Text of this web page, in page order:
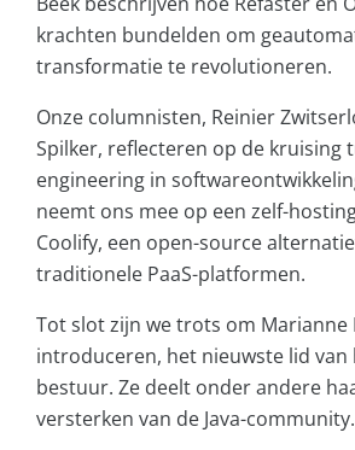
krachten bundelden om
transformatie te revolutioneren.
Onze columnisten, Reinier
Spilker, reflecteren op de kruising
engineering in
neemt ons mee op een zelf-
Coolify, een open-source
traditionele PaaS-platformen.
Tot slot zijn we trots om
introduceren, het nieuwste lid van
bestuur. Ze deelt onder andere
versterken van de Java-community.